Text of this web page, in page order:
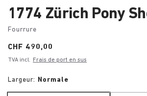
1774 Zürich Pony
Fourrure
Price:
CHF 490,00
TVA incl. Frais de port en sus
Largeur: Normale